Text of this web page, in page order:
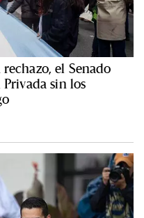
el Senado
sin los